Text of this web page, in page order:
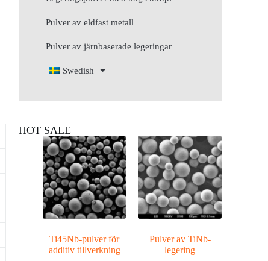
Pulver av eldfast metall
Pulver av järnbaserade legeringar
Swedish
HOT SALE
Ti45Nb-pulver för
additiv tillverkning
Pulver av TiNb-
legering